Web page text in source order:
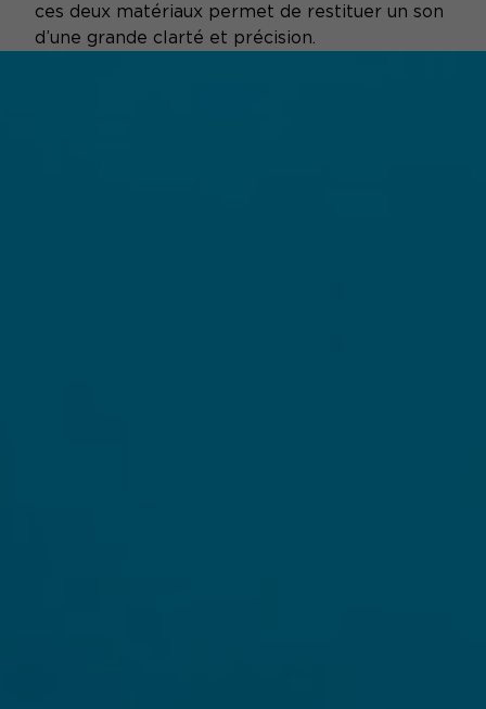
ces deux matériaux permet de restituer un son
d’une grande clarté et précision.